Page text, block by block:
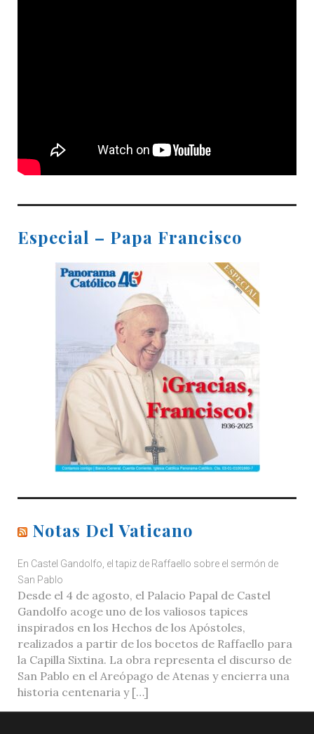
Especial – Papa Francisco
Notas Del Vaticano
En Castel Gandolfo, el tapiz de Raffaello sobre el sermón de
San Pablo
Desde el 4 de agosto, el Palacio Papal de Castel
Gandolfo acoge uno de los valiosos tapices
inspirados en los Hechos de los Apóstoles,
realizados a partir de los bocetos de Raffaello para
la Capilla Sixtina. La obra representa el discurso de
San Pablo en el Areópago de Atenas y encierra una
historia centenaria y […]